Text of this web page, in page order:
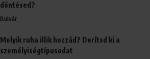
döntésed?
Bulvár
Melyik ruha illik hozzád? Derítsd ki a
személyiségtípusodat